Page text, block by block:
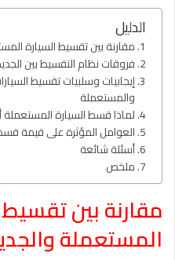
الدليل
مقارنة بين تقسيط السيارة
فروقات نظام التقسيط بين
إيجابيات وسلبيات تقسيط
والمستعملة
لماذا قسط السيارة
العوامل المؤثرة على قيمة
أسئلة شائعة
ملخص
مقارنة بين تقسيط
المستعملة